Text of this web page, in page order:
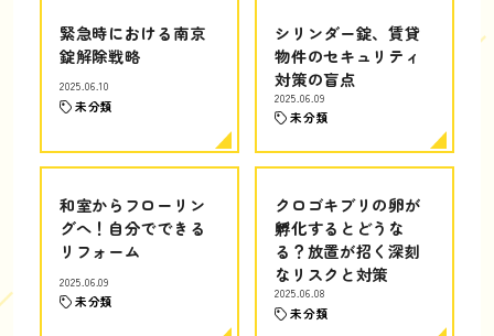
緊急時における南京
錠解除戦略
2025.06.10
未分類
シリンダー錠、賃貸
物件のセキュリティ
対策の盲点
2025.06.09
未分類
和室からフローリン
グへ！自分でできる
リフォーム
2025.06.09
未分類
クロゴキブリの卵が
孵化するとどうな
る？放置が招く深刻
なリスクと対策
2025.06.08
未分類